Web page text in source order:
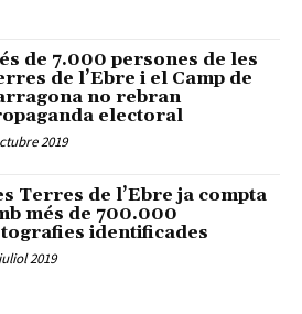
de 7.000 persones de les
de l’Ebre i el Camp de
no rebran
electoral
2019
Terres de l’Ebre ja compta
més de 700.000
identificades
2019